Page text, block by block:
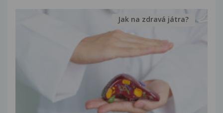
Jak na zdravá játra?